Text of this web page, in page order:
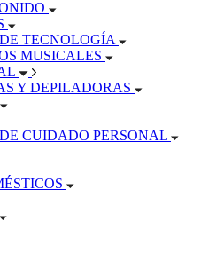
TECNOLOGÍA
MUSICALES
Y DEPILADORAS
CUIDADO PERSONAL